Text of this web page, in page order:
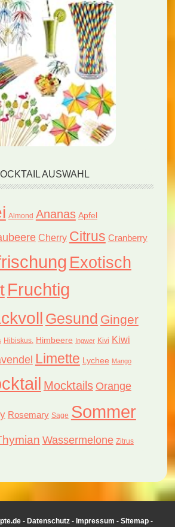
AUSWAHL
Almond Ananas Apfel
Cherry Citrus Cranberry
Exotisch
Fruchtig
Gesund Ginger
Hibiskus. Himbeere Ingwer Kivi Kiwi
Limette Lychee Mango
Mocktails Orange
Rosemary Sage Sommer
Wassermelone Zitrus
- Datenschutz- Impressum - Sitemap-